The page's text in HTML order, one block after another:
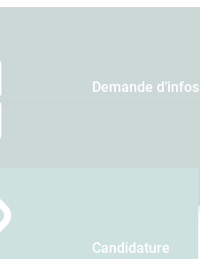
Demande d’infos
Candidature